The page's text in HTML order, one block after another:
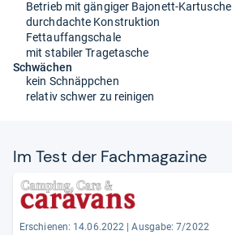
Betrieb mit gängiger Bajonett-Kartusche
durchdachte Konstruktion
Fettauffangschale
mit stabiler Tragetasche
Schwächen
kein Schnäppchen
relativ schwer zu reinigen
Im Test der Fach­ma­ga­zine
Erschienen: 14.06.2022
Ausgabe: 7/2022